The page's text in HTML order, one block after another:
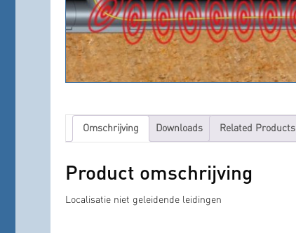
Omschrijving Downloads Related Products
Product omschrijving
Localisatie niet geleidende leidingen